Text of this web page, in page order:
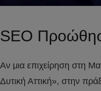
SEO
Αν μια επιχείρηση στη
Δυτική Αττική», στην